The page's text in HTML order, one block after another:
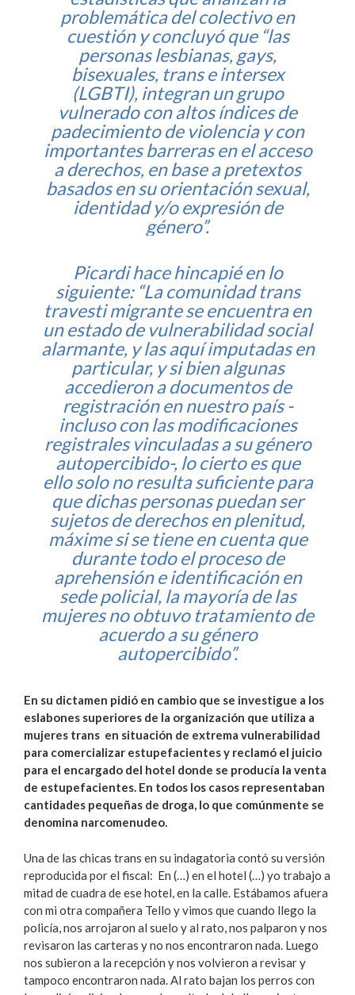
problemática del colectivo en
cuestión y concluyó que “las
personas lesbianas, gays,
bisexuales, trans e intersex
(LGBTI), integran un grupo
vulnerado con altos índices de
padecimiento de violencia y con
importantes barreras en el acceso
a derechos, en base a pretextos
basados en su orientación sexual,
identidad y/o expresión de
género”.
Picardi hace hincapié en lo
siguiente: “La comunidad trans
travesti migrante se encuentra en
un estado de vulnerabilidad social
alarmante, y las aquí imputadas en
particular, y si bien algunas
accedieron a documentos de
registración en nuestro país -
incluso con las modificaciones
registrales vinculadas a su género
autopercibido-, lo cierto es que
ello solo no resulta suficiente para
que dichas personas puedan ser
sujetos de derechos en plenitud,
máxime si se tiene en cuenta que
durante todo el proceso de
aprehensión e identificación en
sede policial, la mayoría de las
mujeres no obtuvo tratamiento de
acuerdo a su género
autopercibido”.
En su dictamen pidió en cambio que se investigue a los
eslabones superiores de la organización que utiliza a
mujeres trans en situación de extrema vulnerabilidad
para comercializar estupefacientes y reclamó el juicio
para el encargado del hotel donde se producía la venta
de estupefacientes. En todos los casos representaban
cantidades pequeñas de droga, lo que comúnmente se
denomina narcomenudeo.
Una de las chicas trans en su indagatoria contó su versión
reproducida por el fiscal: En (…) en el hotel (…) yo trabajo a
mitad de cuadra de ese hotel, en la calle. Estábamos afuera
con mi otra compañera Tello y vimos que cuando llego la
policía, nos arrojaron al suelo y al rato, nos palparon y nos
revisaron las carteras y no nos encontraron nada. Luego
nos subieron a la recepción y nos volvieron a revisar y
tampoco encontraron nada. Al rato bajan los perros con